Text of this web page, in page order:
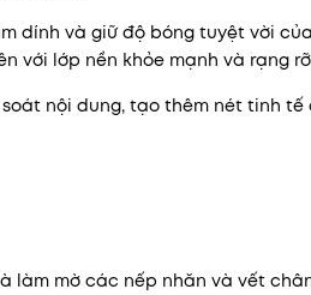
dính và giữ độ bóng tuyệt vời
với lớp nền khỏe mạnh và rạng
nội dung, tạo thêm nét tinh
làm mờ các nếp nhăn và vết